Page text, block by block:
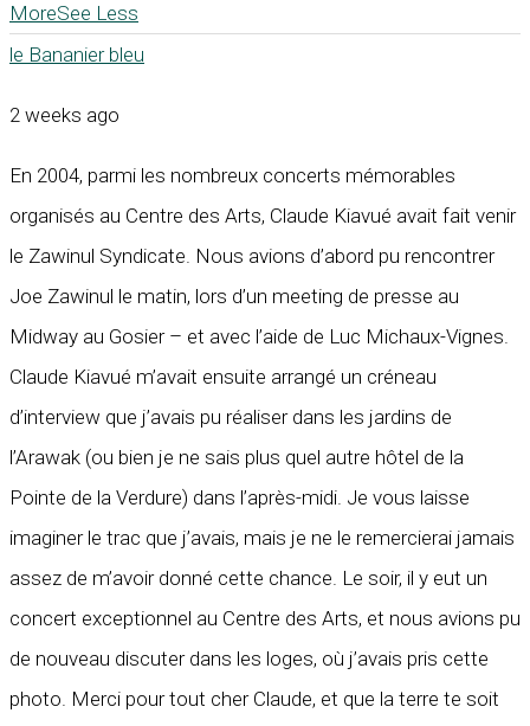
MoreSee Less
le Bananier bleu
2 weeks ago
En 2004, parmi les nombreux concerts mémorables
organisés au Centre des Arts, Claude Kiavué avait fait venir
le Zawinul Syndicate. Nous avions d’abord pu rencontrer
Joe Zawinul le matin, lors d’un meeting de presse au
Midway au Gosier – et avec l’aide de Luc Michaux-Vignes.
Claude Kiavué m’avait ensuite arrangé un créneau
d’interview que j’avais pu réaliser dans les jardins de
l’Arawak (ou bien je ne sais plus quel autre hôtel de la
Pointe de la Verdure) dans l’après-midi. Je vous laisse
imaginer le trac que j’avais, mais je ne le remercierai jamais
assez de m’avoir donné cette chance. Le soir, il y eut un
concert exceptionnel au Centre des Arts, et nous avions pu
de nouveau discuter dans les loges, où j’avais pris cette
photo. Merci pour tout cher Claude, et que la terre te soit